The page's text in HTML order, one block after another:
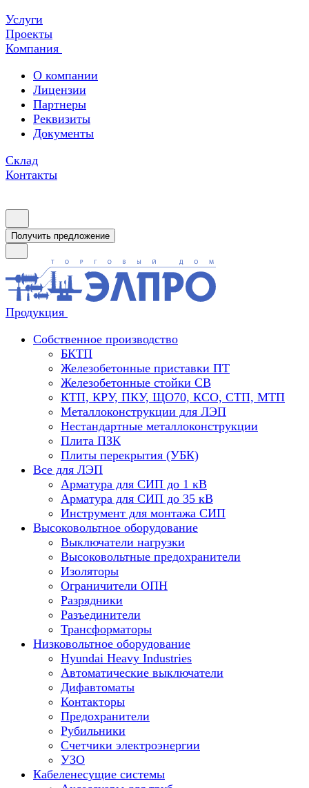
Услуги
Проекты
Компания
О компании
Лицензии
Партнеры
Реквизиты
Документы
Склад
Контакты
Получить предложение
Продукция
Собственное производство
БКТП
Железобетонные приставки ПТ
Железобетонные стойки СВ
КТП, КРУ, ПКУ, ЩО70, КСО, СТП, МТП
Металлоконструкции для ЛЭП
Нестандартные металлоконструкции
Плита ПЗК
Плиты перекрытия (УБК)
Все для ЛЭП
Арматура для СИП до 1 кВ
Арматура для СИП до 35 кВ
Инструмент для монтажа СИП
Высоковольтное оборудование
Выключатели нагрузки
Высоковольтные предохранители
Изоляторы
Ограничители ОПН
Разрядники
Разъединители
Трансформаторы
Низковольтное оборудование
Hyundai Heavy Industries
Автоматические выключатели
Дифавтоматы
Контакторы
Предохранители
Рубильники
Счетчики электроэнергии
УЗО
Кабеленесущие системы